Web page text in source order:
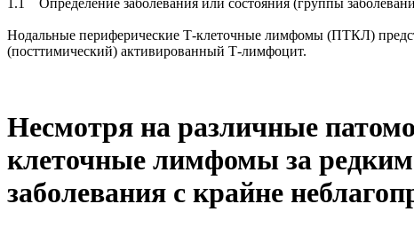
1.1 Определение заболевания или состояния (группы
Нодальные периферические Т-клеточные лимфомы (ПТКЛ)
(посттимический) активированный Т-лимфоцит.
Несмотря на различные
клеточные лимфомы за
заболевания с крайне